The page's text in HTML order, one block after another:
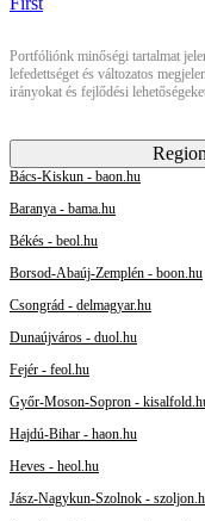
Portfóliónk minőségi tartalmat
lefedettséget és változatos
irányokat és fejlődési
Bács-Kiskun - baon.hu
Baranya - bama.hu
Békés - beol.hu
Borsod-Abaúj-Zemplén - boon.hu
Csongrád - delmagyar.hu
Dunaújváros - duol.hu
Fejér - feol.hu
Győr-Moson-Sopron -
Hajdú-Bihar - haon.hu
Heves - heol.hu
Jász-Nagykun-Szolnok -